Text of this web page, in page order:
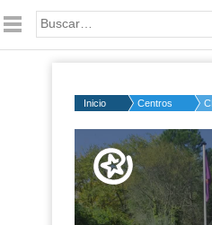
Palabra o frase:
Inicio Centros
50%